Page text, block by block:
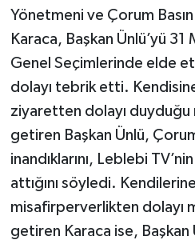
Yönetmeni ve Çorum
Karaca, Başkan Ünlü’yü
Genel Seçimlerinde elde
dolayı tebrik etti.
ziyaretten dolayı duyduğu
getiren Başkan Ünlü,
inandıklarını, Leblebi
attığını söyledi.
misafirperverlikten dolayı
getiren Karaca ise, Başkan